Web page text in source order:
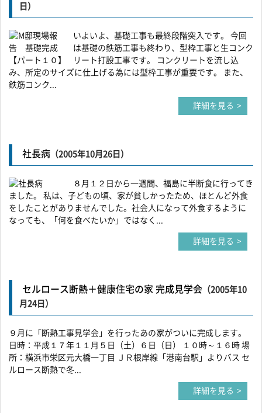
日）
いよいよ、基礎工事も最終段階突入です。 今回
は基礎の鉄筋工事も終わり、型枠工事と生コンク
リート打設工事です。 コンクリートを流し込
み、所定のサイズに仕上げる為には型枠工事が重要です。 また、
鉄筋コンク...
詳細を見る
社長病 （2005年10月26日）
８月１２日から一週間、福島に半断食に行ってき
ました。 私は、子どもの頃、家が貧しかったため、ほとんど外食
をしたことがありませんでした。社会人になって外食するように
なっても、「何を食べたいか」ではなく...
詳細を見る
セルロース断熱＋健康住宅の家 完成見学会 （2005年10
月24日）
９月に「断熱工事見学会」を行ったあの家がついに完成します。
日時：平成１７年１１月５日（土）６日（日） １０時～１６時 場
所：横浜市栄区元大橋一丁目 ＪＲ根岸線「港南台駅」よりバス セ
ルロース断熱で冬...
詳細を見る